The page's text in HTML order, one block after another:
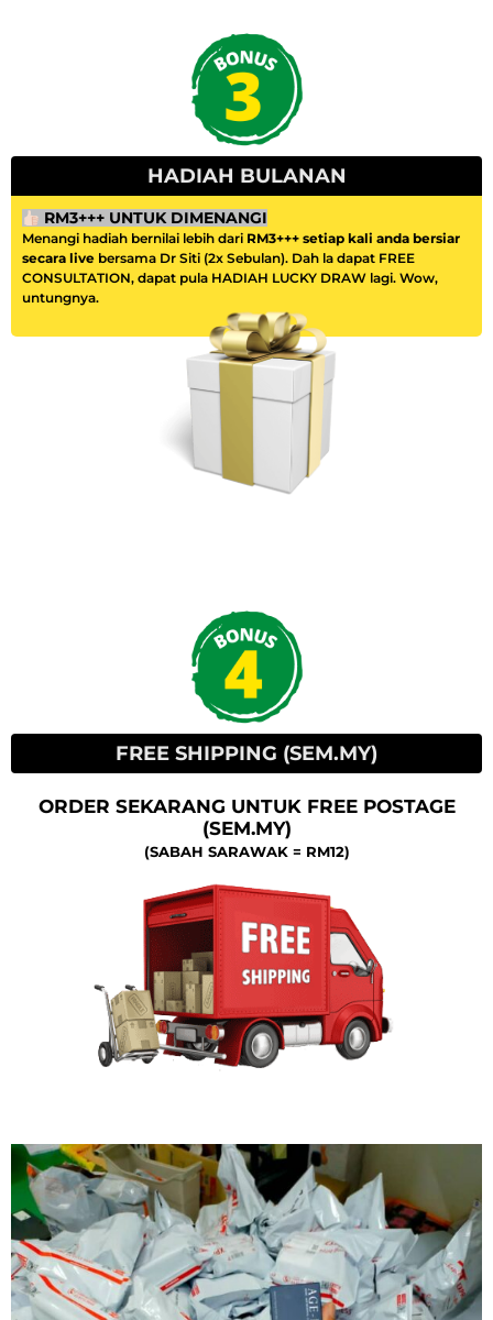
HADIAH BULANAN
RM3+++ UNTUK DIMENANGI
Menangi hadiah bernilai lebih dari RM3+++ setiap kali anda bersiar
secara live bersama Dr Siti (2x Sebulan). Dah la dapat FREE
CONSULTATION, dapat pula HADIAH LUCKY DRAW lagi. Wow,
untungnya.
FREE SHIPPING (SEM.MY)
ORDER SEKARANG UNTUK FREE POSTAGE
(SEM.MY)
(SABAH SARAWAK = RM12)